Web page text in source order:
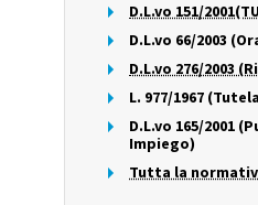
D.L.vo 151/
D.L.vo 66/2003
D.L.vo 276/2003
L. 977/1967
D.L.vo 165/2001
Impiego)
Tutta la